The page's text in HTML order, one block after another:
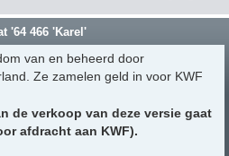
'64 466 'Karel'
van en beheerd door
Ze zamelen geld in voor KWF
de verkoop van deze versie gaat
afdracht aan KWF).